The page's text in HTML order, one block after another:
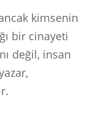
kimsenin
bir cinayeti
değil, insan